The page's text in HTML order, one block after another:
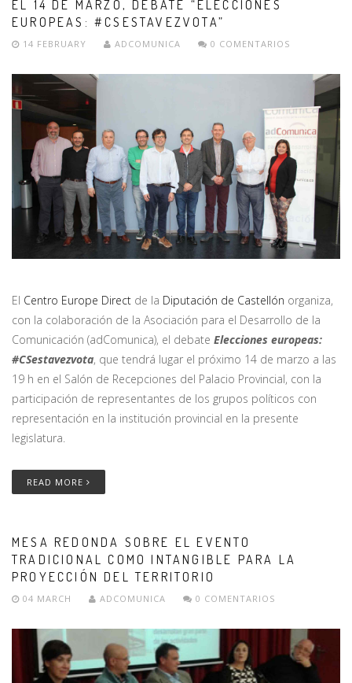
EL 14 DE MARZO, DEBATE “ELECCIONES
EUROPEAS: #CSESTAVEZVOTA”
14 FEBRUARY ADCOMUNICA 0 COMENTARIOS
El Centro Europe Direct de la Diputación de Castellón organiza,
con la colaboración de la Asociación para el Desarrollo de la
Comunicación (adComunica), el debate Elecciones europeas:
#CSestavezvota, que tendrá lugar el próximo 14 de marzo a las
19 h en el Salón de Recepciones del Palacio Provincial, con la
participación de representantes de los grupos políticos con
representación en la institución provincial en la presente
legislatura.
READ MORE
MESA REDONDA SOBRE EL EVENTO
TRADICIONAL COMO INTANGIBLE PARA LA
PROYECCIÓN DEL TERRITORIO
04 MARCH ADCOMUNICA 0 COMENTARIOS